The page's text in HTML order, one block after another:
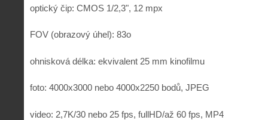
optický čip: CMOS 1/2,3", 12 mpx
FOV (obrazový úhel): 83o
ohnisková délka: ekvivalent 25 mm kinofilmu
foto: 4000x3000 nebo 4000x2250 bodů, JPEG
video: 2,7K/30 nebo 25 fps, fullHD/až 60 fps, MP4